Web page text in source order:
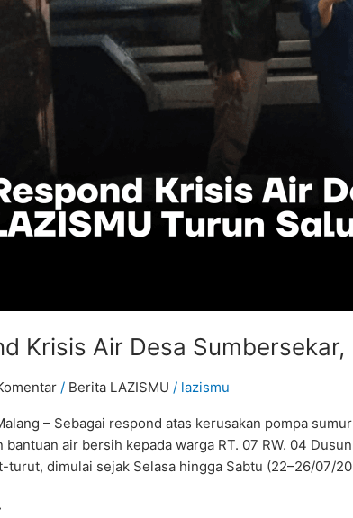
Krisis Air Desa
/ Berita LAZISMU / lazismu
– Sebagai respond atas kerusakan pompa
bantuan air bersih kepada warga RT. 07 RW. 04
dimulai sejak Selasa hingga Sabtu (22–26/07/